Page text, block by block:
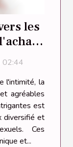
les
02:44
l'intimité, la
agréables
est
diversifié et
Ces
et...